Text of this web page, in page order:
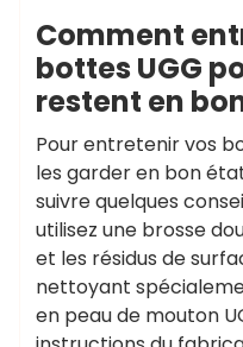
Comment
bottes UGG
restent en
Pour entretenir vos
les garder en bon
suivre quelques
utilisez une brosse
et les résidus de
nettoyant
en peau de mouton